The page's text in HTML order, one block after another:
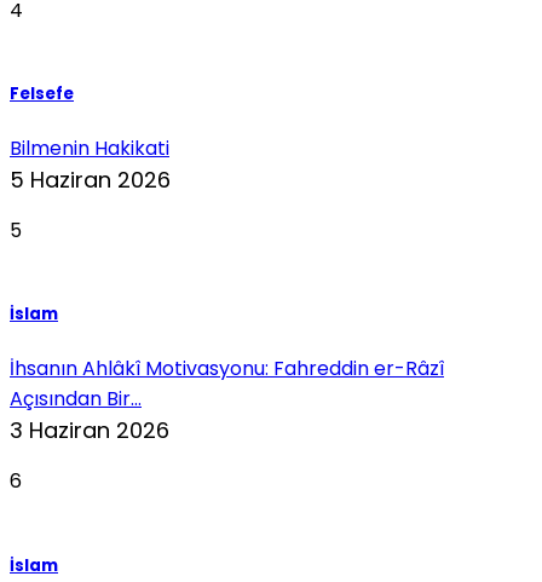
4
Felsefe
Bilmenin Hakikati
5 Haziran 2026
5
İslam
İhsanın Ahlâkî Motivasyonu: Fahreddin er-Râzî
Açısından Bir...
3 Haziran 2026
6
İslam